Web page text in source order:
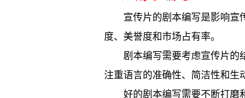
宣传片的剧本编写是影响宣
度、美誉度和市场占有率。
剧本编写需要考虑宣传片的
注重语言的准确性、简洁性和生
好的剧本编写需要不断打磨